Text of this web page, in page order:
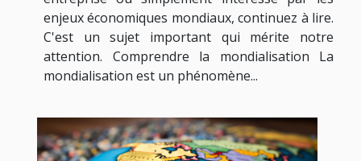
enjeux économiques mondiaux, continuez à lire.
C'est un sujet important qui mérite notre
attention. Comprendre la mondialisation La
mondialisation est un phénomène...